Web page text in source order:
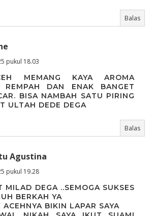
Balas
pukul 18.03
MEMANG KAYA AROMA
REMPAH DAN ENAK BANGET
BISA NAMBAH SATU PIRING
ULTAH DEDE DEGA
Balas
Agustina
pukul 19.28
MILAD DEGA ..SEMOGA SUKSES
BERKAH YA
BIKIN LAPAR SAYA